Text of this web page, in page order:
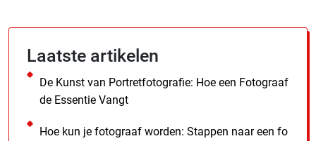
Laatste artikelen
De Kunst van Portretfotografie: Hoe een Fotograaf
de Essentie Vangt
Hoe kun je fotograaf worden: Stappen naar een fo